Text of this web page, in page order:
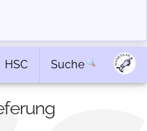
HSC Suche